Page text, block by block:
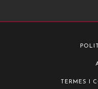
TERMES I